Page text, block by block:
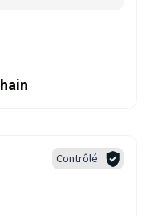
Contrôlé